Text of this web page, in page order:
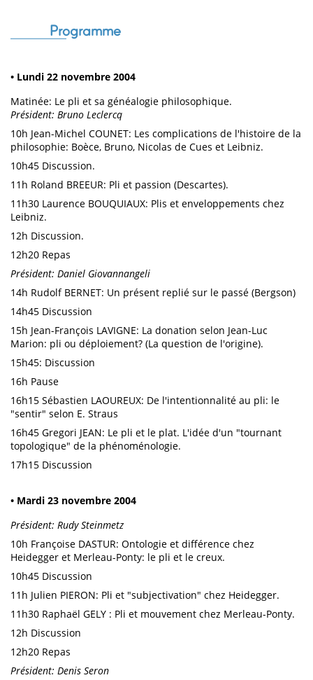
Programme
• Lundi 22 novembre 2004
Matinée: Le pli et sa généalogie philosophique.
Président: Bruno Leclercq
10h Jean-Michel COUNET: Les complications de l'histoire de la
philosophie: Boèce, Bruno, Nicolas de Cues et Leibniz.
10h45 Discussion.
11h Roland BREEUR: Pli et passion (Descartes).
11h30 Laurence BOUQUIAUX: Plis et enveloppements chez
Leibniz.
12h Discussion.
12h20 Repas
Président: Daniel Giovannangeli
14h Rudolf BERNET: Un présent replié sur le passé (Bergson)
14h45 Discussion
15h Jean-François LAVIGNE: La donation selon Jean-Luc
Marion: pli ou déploiement? (La question de l'origine).
15h45: Discussion
16h Pause
16h15 Sébastien LAOUREUX: De l'intentionnalité au pli: le
"sentir" selon E. Straus
16h45 Gregori JEAN: Le pli et le plat. L'idée d'un "tournant
topologique" de la phénoménologie.
17h15 Discussion
• Mardi 23 novembre 2004
Président: Rudy Steinmetz
10h Françoise DASTUR: Ontologie et différence chez
Heidegger et Merleau-Ponty: le pli et le creux.
10h45 Discussion
11h Julien PIERON: Pli et "subjectivation" chez Heidegger.
11h30 Raphaël GELY : Pli et mouvement chez Merleau-Ponty.
12h Discussion
12h20 Repas
Président: Denis Seron